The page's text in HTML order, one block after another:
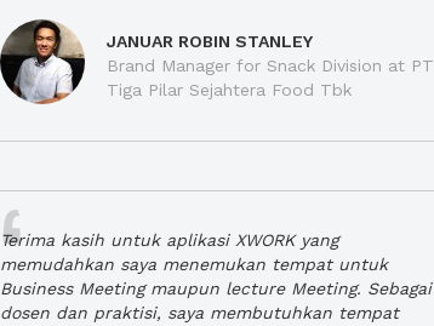
JANUAR ROBIN STANLEY
Brand Manager for Snack Division at PT
Tiga Pilar Sejahtera Food Tbk
Terima kasih untuk aplikasi XWORK yang
memudahkan saya menemukan tempat untuk
Business Meeting maupun lecture Meeting. Sebagai
dosen dan praktisi, saya membutuhkan tempat